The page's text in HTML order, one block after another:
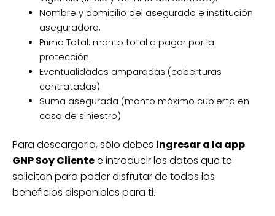
Nombre y domicilio del asegurado e institución
aseguradora.
Prima Total: monto total a pagar por la
protección.
Eventualidades amparadas (coberturas
contratadas).
Suma asegurada (monto máximo cubierto en
caso de siniestro).
Para descargarla, sólo debes ingresar a la app
GNP Soy Clientee introducir los datos que te
solicitan para poder disfrutar de todos los
beneficios disponibles para ti.